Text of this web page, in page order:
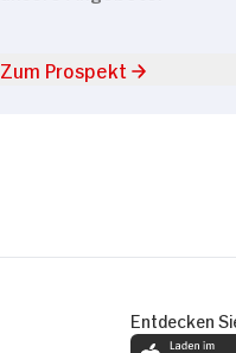
Zum Prospekt
Entdecken